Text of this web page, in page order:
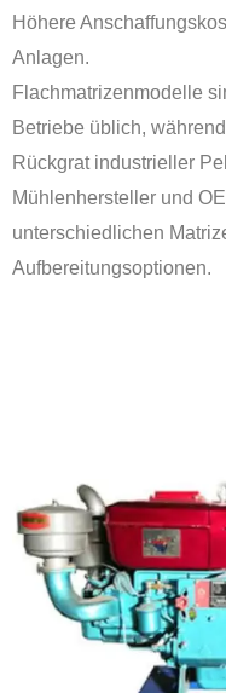
Höhere
Anlagen.
Flachmatrizenmodelle
Betriebe üblich,
Rückgrat industrieller
Mühlenhersteller und
unterschiedlichen
Aufbereitungsoptionen.